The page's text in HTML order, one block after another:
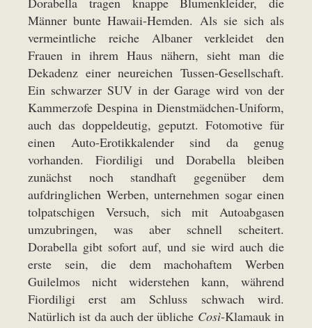
Männer bunte Hawaii-Hemden. Als sie sich als
vermeintliche reiche Albaner verkleidet den
Frauen in ihrem Haus nähern, sieht man die
Dekadenz einer neureichen Tussen-Gesellschaft.
Ein schwarzer SUV in der Garage wird von der
Kammerzofe Despina in Dienstmädchen-Uniform,
auch das doppeldeutig, geputzt. Fotomotive für
einen Auto-Erotikkalender sind da genug
vorhanden. Fiordiligi und Dorabella bleiben
zunächst noch standhaft gegenüber dem
aufdringlichen Werben, unternehmen sogar einen
tolpatschigen Versuch, sich mit Autoabgasen
umzubringen, was aber schnell scheitert.
Dorabella gibt sofort auf, und sie wird auch die
erste sein, die dem machohaftem Werben
Guilelmos nicht widerstehen kann, während
Fiordiligi erst am Schluss schwach wird.
Natürlich ist da auch der übliche Così-Klamauk in